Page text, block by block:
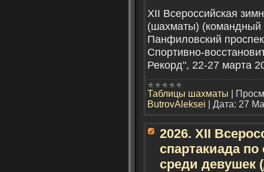
XII Всероссийская
(шахматы) (командный
Панфиловский
Спортивно-
Рекорд", 22-27 марта
Таблицы шахматы
ButrovAleksei
Дата: 27
2026. XII
спартакиада
среди девушек